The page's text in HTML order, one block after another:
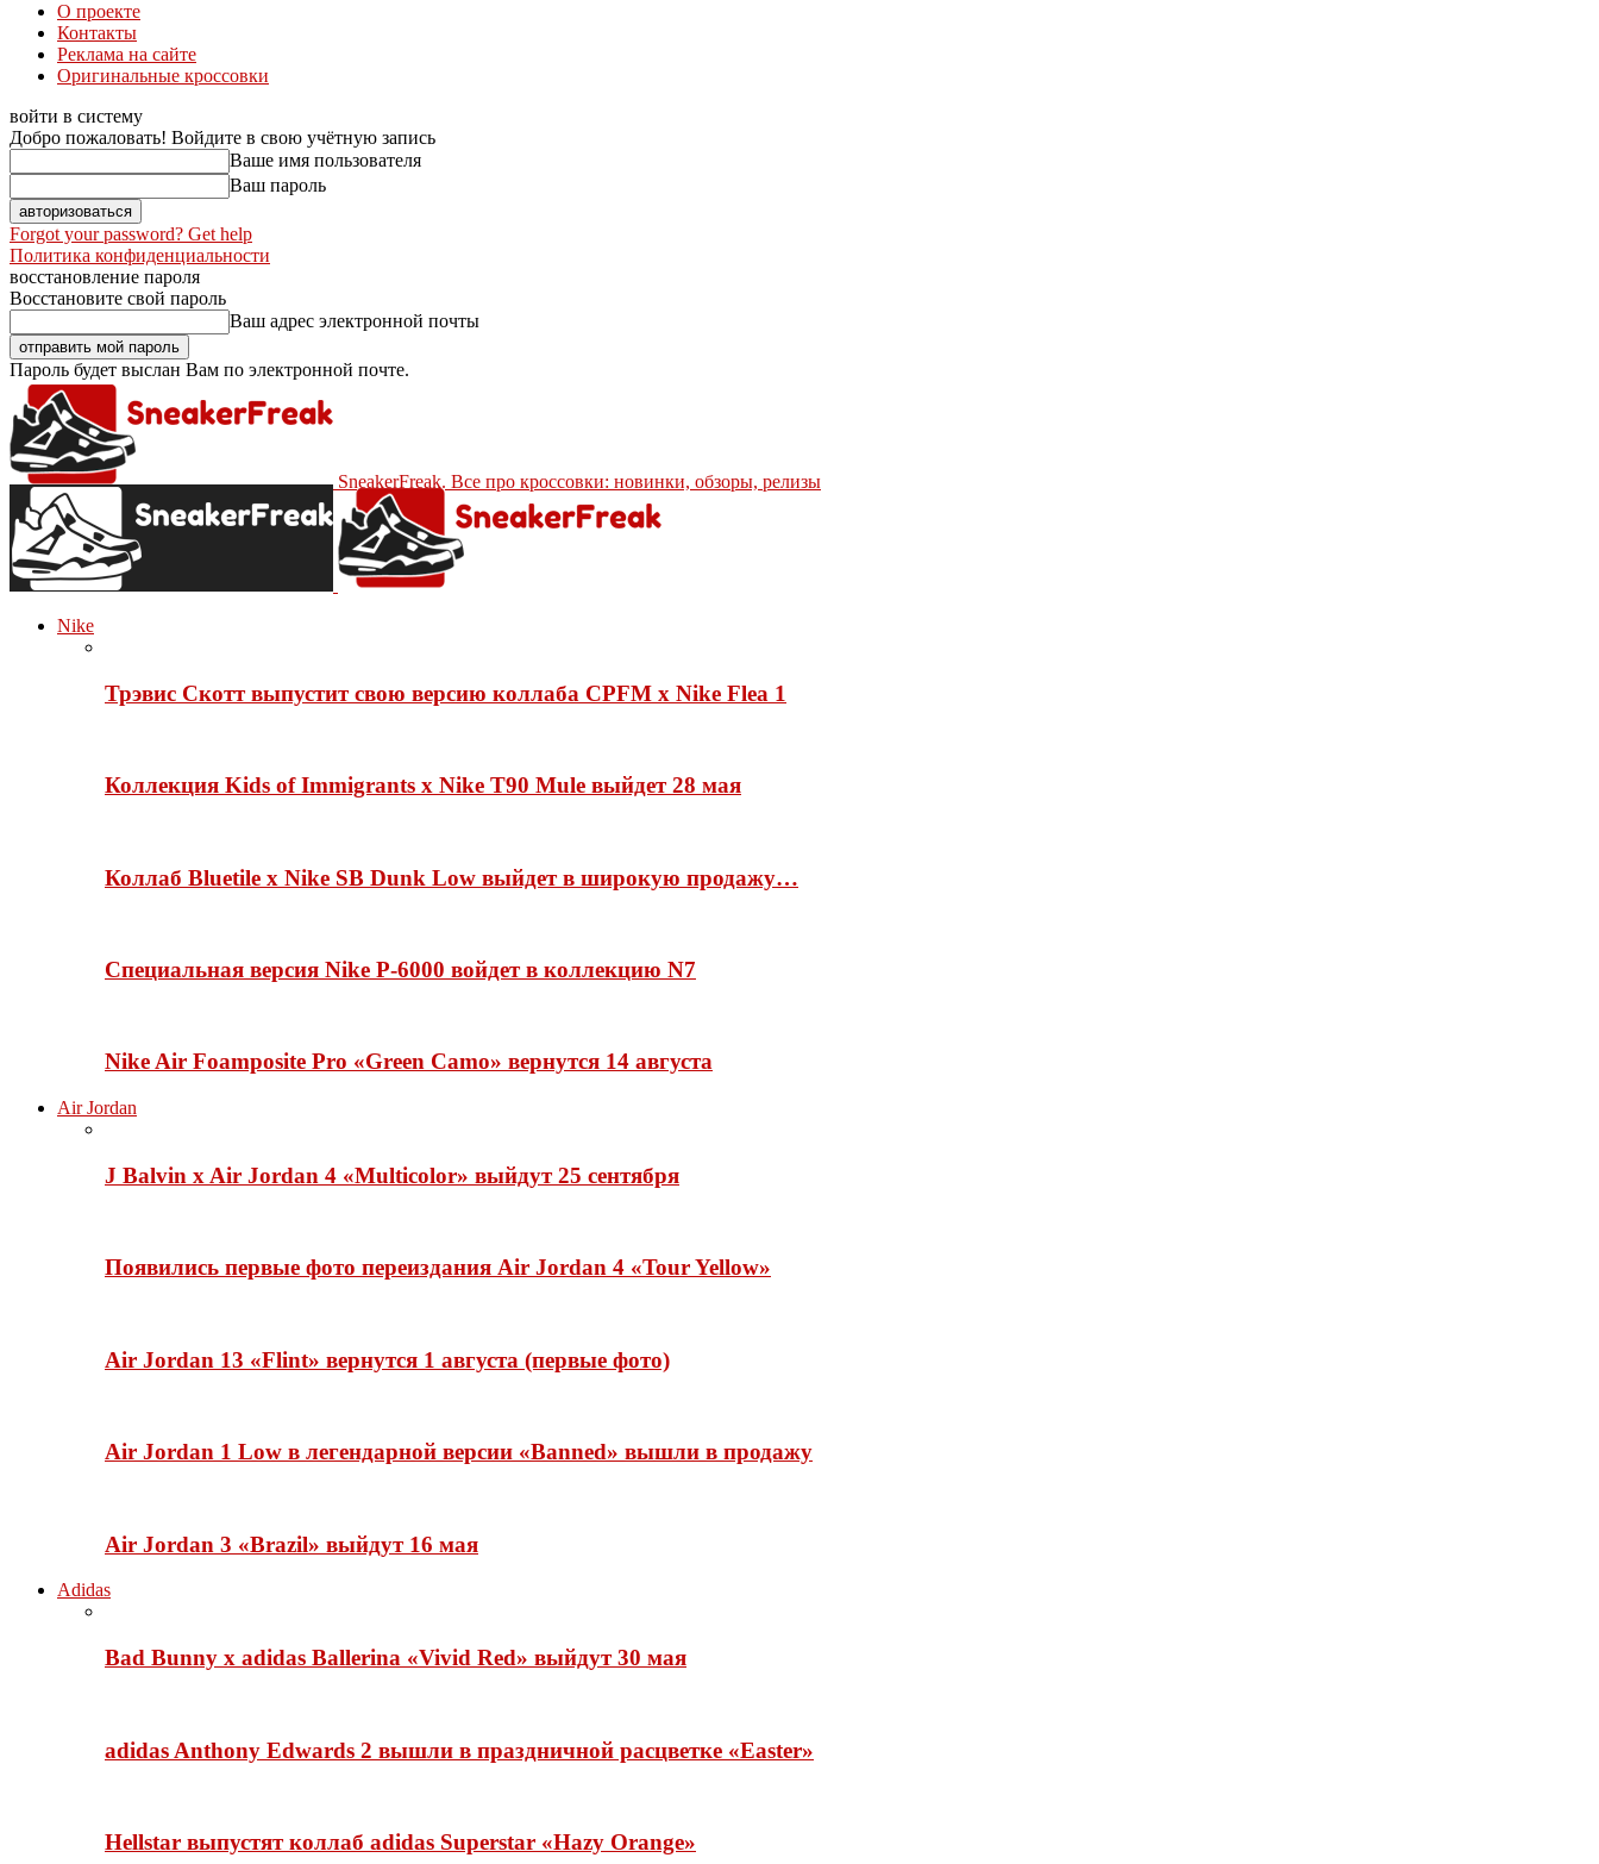
О проекте
Контакты
Реклама на сайте
Оригинальные кроссовки
войти в систему
Добро пожаловать! Войдите в свою учётную запись
Ваше имя пользователя
Ваш пароль
Forgot your password? Get help
Политика конфиденциальности
восстановление пароля
Восстановите свой пароль
Ваш адрес электронной почты
Пароль будет выслан Вам по электронной почте.
SneakerFreak. Все про кроссовки: новинки, обзоры, релизы
Nike
Трэвис Скотт выпустит свою версию коллаба CPFM x Nike Flea 1
Коллекция Kids of Immigrants x Nike T90 Mule выйдет 28 мая
Коллаб Bluetile x Nike SB Dunk Low выйдет в широкую продажу…
Специальная версия Nike P-6000 войдет в коллекцию N7
Nike Air Foamposite Pro «Green Camo» вернутся 14 августа
Air Jordan
J Balvin x Air Jordan 4 «Multicolor» выйдут 25 сентября
Появились первые фото переиздания Air Jordan 4 «Tour Yellow»
Air Jordan 13 «Flint» вернутся 1 августа (первые фото)
Air Jordan 1 Low в легендарной версии «Banned» вышли в продажу
Air Jordan 3 «Brazil» выйдут 16 мая
Adidas
Bad Bunny x adidas Ballerina «Vivid Red» выйдут 30 мая
adidas Anthony Edwards 2 вышли в праздничной расцветке «Easter»
Hellstar выпустят коллаб adidas Superstar «Hazy Orange»